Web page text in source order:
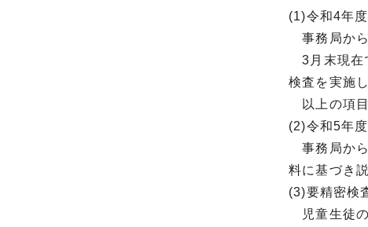
(1)令和4年
事務局から
3月末現在
検査を実施
以上の項目
(2)令和5年
事務局から
料に基づき
(3)要精密検
児童生徒の